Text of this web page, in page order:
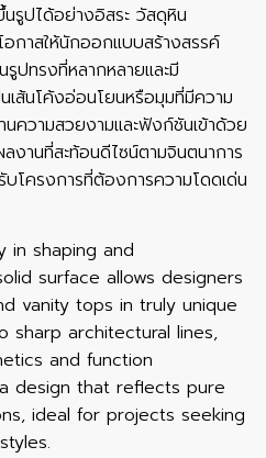
รูปได้อย่างอิสระ วัสดุหิน
อกาสให้นักออกแบบสร้างสรรค์
รูปทรงที่หลากหลายและมี
เส้นโค้งอ่อนโยนหรือมุมที่มีความ
ความสวยงามและฟังก์ชันเข้าด้วย
านที่สะท้อนดีไซน์ตามจินตนาการ
บโครงการที่ต้องการความโดดเด่น
in shaping and
surface allows designers
vanity tops in truly unique
sharp architectural lines,
and function
design that reflects pure
ideal for projects seeking